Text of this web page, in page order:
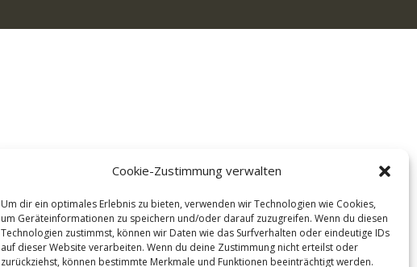
Cookie-Zustimmung verwalten
Um dir ein optimales Erlebnis zu bieten, verwenden wir Technologien wie Cookies,
um Geräteinformationen zu speichern und/oder darauf zuzugreifen. Wenn du diesen
Technologien zustimmst, können wir Daten wie das Surfverhalten oder eindeutige IDs
auf dieser Website verarbeiten. Wenn du deine Zustimmung nicht erteilst oder
zurückziehst, können bestimmte Merkmale und Funktionen beeinträchtigt werden.